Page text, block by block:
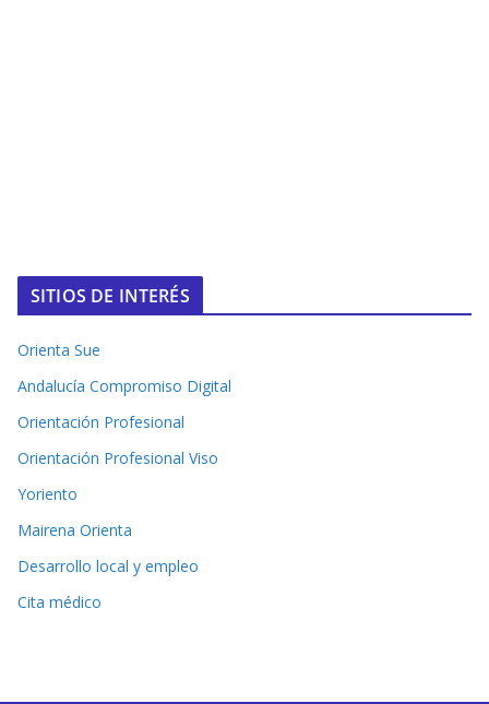
SITIOS DE INTERÉS
Orienta Sue
Andalucía Compromiso Digital
Orientación Profesional
Orientación Profesional Viso
Yoriento
Mairena Orienta
Desarrollo local y empleo
Cita médico